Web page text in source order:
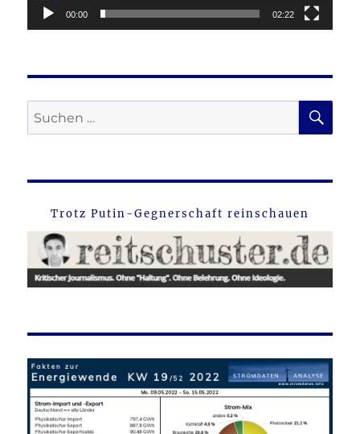
00:00 02:22
Suche
nach:
Trotz Putin-Gegnerschaft reinschauen